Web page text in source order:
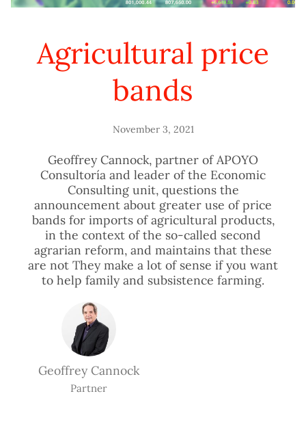
Agricultural price
bands
November 3, 2021
Geoffrey Cannock, partner of APOYO
Consultoría and leader of the Economic
Consulting unit, questions the
announcement about greater use of price
bands for imports of agricultural products,
in the context of the so-called second
agrarian reform, and maintains that these
are not They make a lot of sense if you want
to help family and subsistence farming.
Geoffrey Cannock
Partner